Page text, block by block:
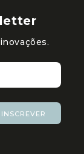
INSCREVER